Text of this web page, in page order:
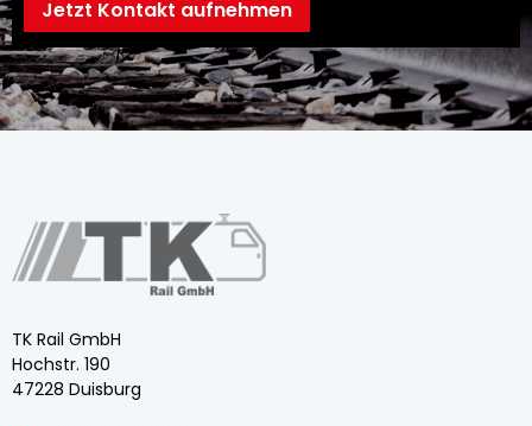
Jetzt Kontakt aufnehmen
TK Rail GmbH
Hochstr. 190
47228 Duisburg